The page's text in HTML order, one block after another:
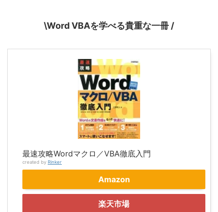
\Word VBAを学べる貴重な一冊 /
最速攻略Wordマクロ／VBA徹底入門
created by Rinker
Amazon
楽天市場